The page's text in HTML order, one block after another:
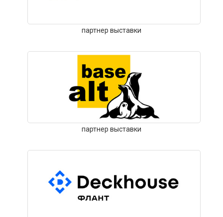
партнер выставки
партнер выставки